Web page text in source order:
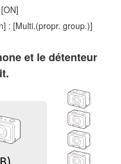
: [Multi.(propr. group.)]
et le détenteur